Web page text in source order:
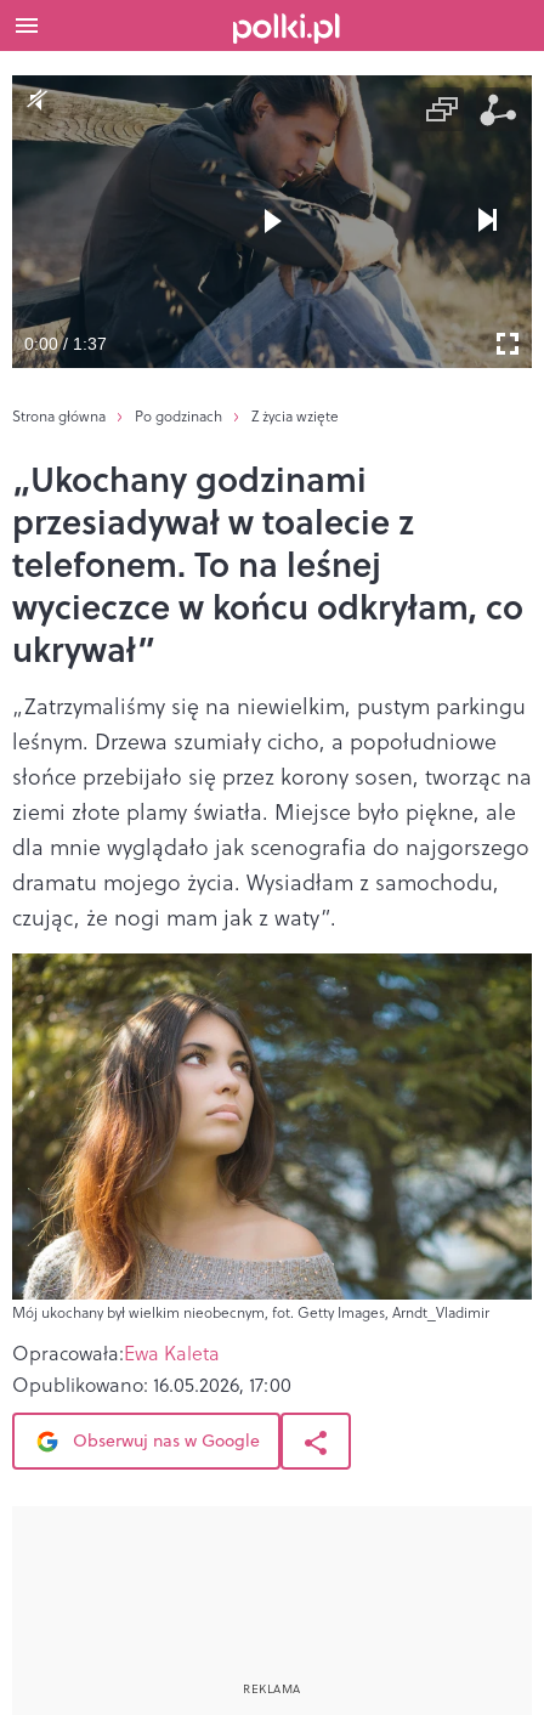
0:00 / 1:37
Strona główna Po godzinach Z życia wzięte
„Ukochany godzinami
przesiadywał w toalecie z
telefonem. To na leśnej
wycieczce w końcu odkryłam, co
ukrywał”
„Zatrzymaliśmy się na niewielkim, pustym parkingu
leśnym. Drzewa szumiały cicho, a popołudniowe
słońce przebijało się przez korony sosen, tworząc na
ziemi złote plamy światła. Miejsce było piękne, ale
dla mnie wyglądało jak scenografia do najgorszego
dramatu mojego życia. Wysiadłam z samochodu,
czując, że nogi mam jak z waty”.
Mój ukochany był wielkim nieobecnym, fot. Getty Images, Arndt_Vladimir
Opracowała:Ewa Kaleta
Opublikowano: 16.05.2026, 17:00
Obserwuj nas w Google